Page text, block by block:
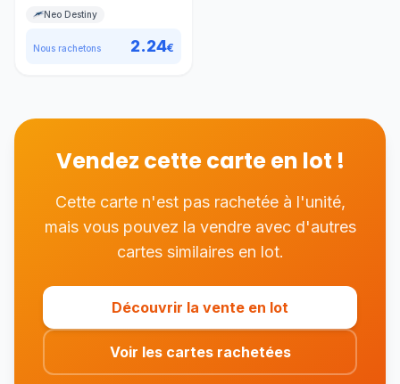
Neo Destiny
Nous rachetons 2.24€
Vendez cette carte en lot !
Cette carte n'est pas rachetée à l'unité,
mais vous pouvez la vendre avec d'autres
cartes similaires en lot.
Découvrir la vente en lot
Voir les cartes rachetées